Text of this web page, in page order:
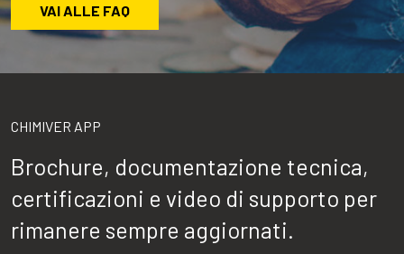
VAI ALLE FAQ
CHIMIVER APP
Brochure, documentazione tecnica,
certificazioni e video di supporto per
rimanere sempre aggiornati.